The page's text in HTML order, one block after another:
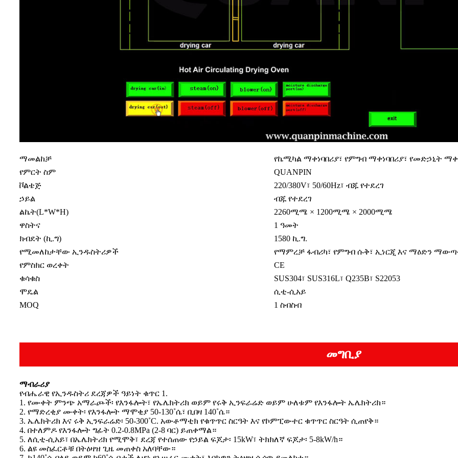
ማመልከቻ
የኬሚካል ማቀነባበሪያ፣ የምግብ ማቀነባበሪያ፣ የመድኃኒት
የምርት ስም
QUANPIN
ቮልቴጅ
220/380V፣ 50/60Hz፣ ብጁ የተደረገ
ኃይል
ብጁ የተደረገ
ልኬት(L*W*H)
2260ሚሜ × 1200ሚሜ × 2000ሚሜ
ዋስትና
1 ዓመት
ክብደት (ኪ.ግ)
1580 ኪ.ግ.
የሚመለከታቸው ኢንዱስትሪዎች
የማምረቻ ፋብሪካ፣ የምግብ ሱቅ፣ ኢነርጂ እና ማዕድን
የምስክር ወረቀት
CE
ቁሳቁስ
SUS304፣ SUS316L፣ Q235B፣ S22053
ሞዴል
ሲቲ-ሲአይ
MOQ
1 ስብስብ
መግቢያ
ማብራሪያ
የብሔራዊ የኢንዱስትሪ ደረጃዎች ዓይነት ቁጥር 1.
1. የሙቀት ምንጭ አማራጮች፡ የእንፋሎት፣ የኤሌክትሪክ ወይም የሩቅ ኢንፍራሬድ ወይም ሁለቱም የእንፋሎት ኤሌክትሪክ።
2. የማድረቂያ ሙቀት፡ የእንፋሎት ማሞቂያ 50-130˚ሴ፣ ቢበዛ 140˚ሴ።
3. ኤሌክትሪክ እና ሩቅ ኢንፍራሬድ፡ 50-300˚C. አውቶማቲክ የቁጥጥር ስርዓት እና የኮምፒውተር ቁጥጥር ስርዓት ሲጠየቅ።
4. በተለምዶ የእንፋሎት ግፊት 0.2-0.8MPa (2-8 ባር) ይጠቀማል።
5. ለሲቲ-ሲአይ፣ በኤሌክትሪክ የሚሞቅ፣ ደረጃ የተሰጠው የኃይል ፍጆታ፡ 15kW፣ ትክክለኛ ፍጆታ፡ 5-8kW/h።
6. ልዩ መስፈርቶቹ በትዕዛዝ ጊዜ መጠቀስ አለባቸው።